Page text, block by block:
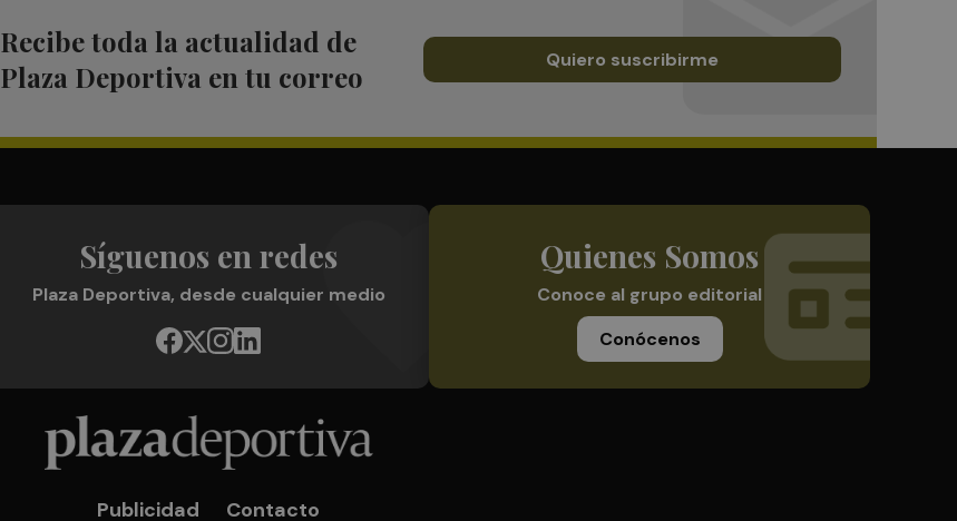
Recibe toda la actualidad de
Plaza Deportiva en tu correo
Quiero suscribirme
Síguenos en redes
Plaza Deportiva, desde cualquier medio
Quienes Somos
Conoce al grupo editorial
Conócenos
Publicidad Contacto